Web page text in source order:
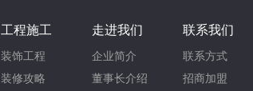
工程施工
装饰工程
装修攻略
走进我们
企业简介
董事长介绍
联系我们
联系方式
招商加盟